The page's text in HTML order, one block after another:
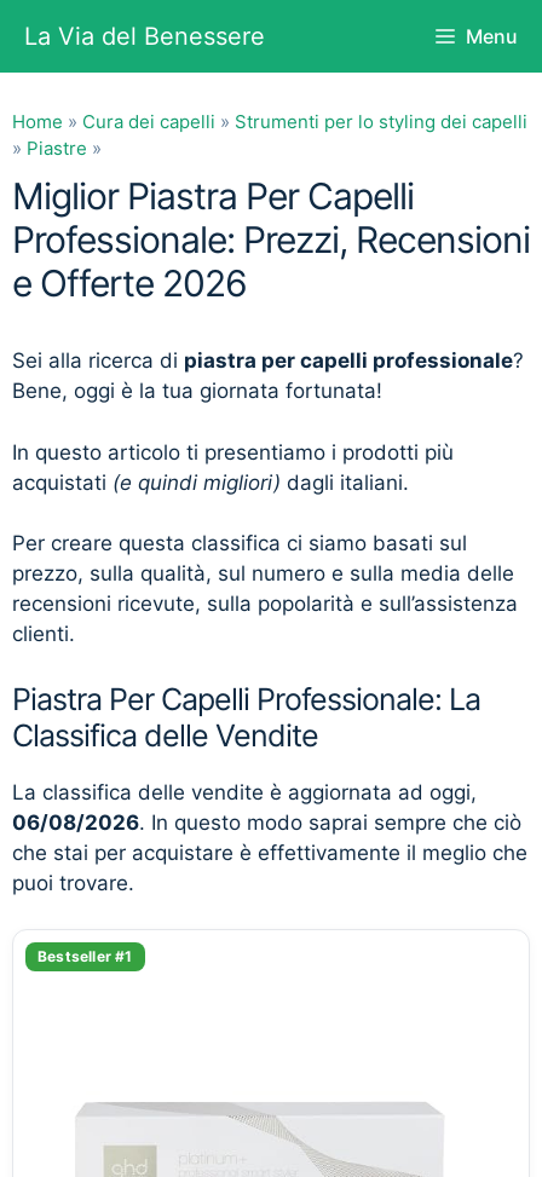
contenuto
La Via del Benessere Menu
Home » Cura dei capelli » Strumenti per lo styling dei capelli
» Piastre »
Miglior Piastra Per Capelli
Professionale: Prezzi, Recensioni
e Offerte 2026
Sei alla ricerca di piastra per capelli professionale?
Bene, oggi è la tua giornata fortunata!
In questo articolo ti presentiamo i prodotti più
acquistati (e quindi migliori) dagli italiani.
Per creare questa classifica ci siamo basati sul
prezzo, sulla qualità, sul numero e sulla media delle
recensioni ricevute, sulla popolarità e sull’assistenza
clienti.
Piastra Per Capelli Professionale: La
Classifica delle Vendite
La classifica delle vendite è aggiornata ad oggi,
06/08/2026. In questo modo saprai sempre che ciò
che stai per acquistare è effettivamente il meglio che
puoi trovare.
Bestseller #1